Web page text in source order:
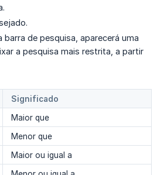
barra de pesquisa, aparecerá uma
a pesquisa mais restrita, a partir
Significado
Maior que
Menor que
Maior ou igual a